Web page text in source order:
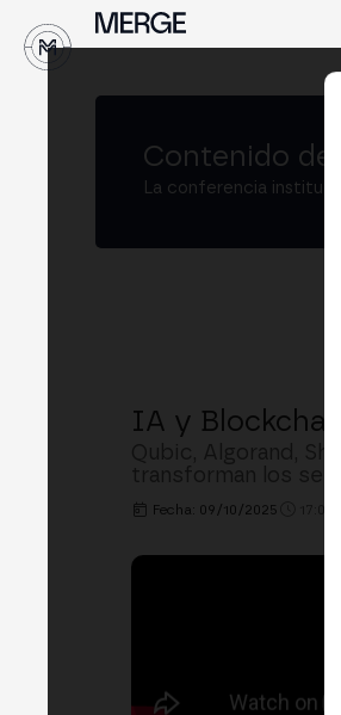
Contenido de
La conferencia
IA y
Fecha: 09/10/2025